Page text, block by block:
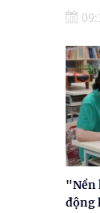
"Nền
động